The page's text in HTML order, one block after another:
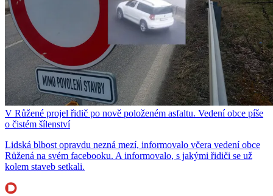
V Růžené projel řidič po nově položeném asfaltu. Vedení obce píše
o čistém šílenství
Lidská blbost opravdu nezná mezí, informovalo včera vedení obce
Růžená na svém facebooku. A informovalo, s jakými řidiči se už
kolem staveb setkali.